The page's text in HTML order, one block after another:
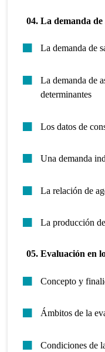
04. La demanda
La demanda de
La demanda de
determinantes
Los datos de
Una demanda
La relación de
La producción
05. Evaluación en
Concepto y
Ámbitos de la
Condiciones de